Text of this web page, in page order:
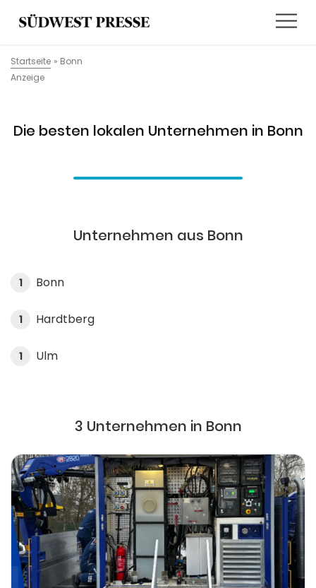
Startseite » Bonn
Anzeige
Die besten lokalen Unternehmen in Bonn
Unternehmen aus Bonn
1 Bonn
1 Hardtberg
1 Ulm
3 Unternehmen in Bonn